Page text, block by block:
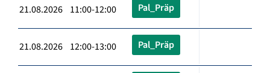
21.08.2026 11:00-12:00 Pal_Präp
21.08.2026 12:00-13:00 Pal_Präp